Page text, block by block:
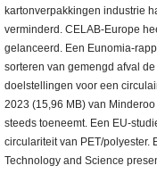
kartonverpakkingen industrie
verminderd. CELAB-Europe
gelanceerd. Een Eunomia-
sorteren van gemengd afval
doelstellingen voor een
2023 (15,96 MB) van
steeds toeneemt. Een EU-
circulariteit van PET/polyester.
Technology and Science